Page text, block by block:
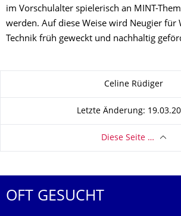
im Vorschulalter spielerisch an MINT-
werden. Auf diese Weise wird Neugier für
Technik früh geweckt und nachhaltig
Celine Rüdiger
Letzte Änderung:
Diese Seite …
OFT GESUCHT